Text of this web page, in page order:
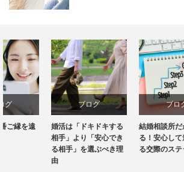
ブログ
婚活は「ドキドキする
相手」より「安心でき
る相手」を選ぶべき理
ブログ
結婚相談所だからでき
る！安心して進められ
る交際のステップ